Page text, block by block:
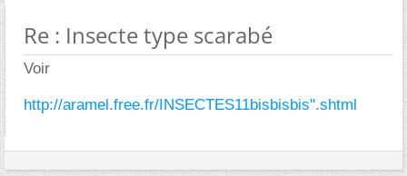
Re : Insecte type scarabé
Voir
http://aramel.free.fr/INSECTES11bisbisbis''.shtml